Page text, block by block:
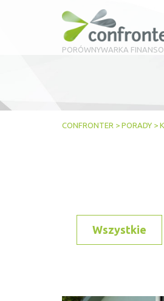
PORÓWNYWARKA
CONFRONTER > PORADY >
Wszystkie